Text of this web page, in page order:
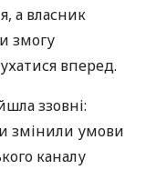
а власник
змогу
вперед.
ззовні:
змінили умови
каналу